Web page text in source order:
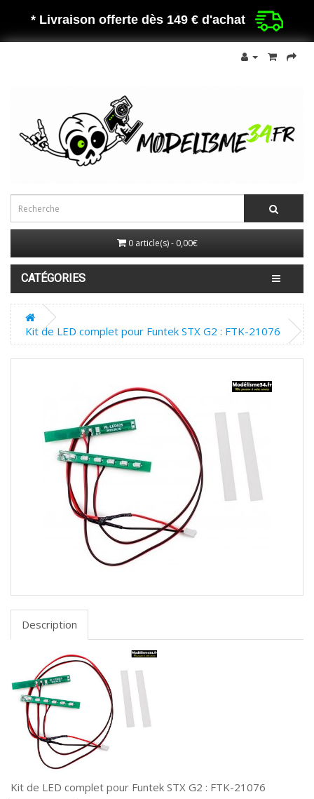
* Livraison offerte dès 149 € d'achat
0 article(s) - 0,00€
CATÉGORIES
Kit de LED complet pour Funtek STX G2 : FTK-21076
Description
Kit de LED complet pour Funtek STX G2 : FTK-21076